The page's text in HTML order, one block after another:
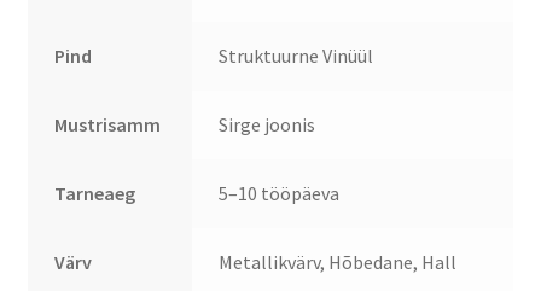
Pind Struktuurne Vinüül
Mustrisamm Sirge joonis
Tarneaeg 5–10 tööpäeva
Värv Metallikvärv, Hõbedane, Hall